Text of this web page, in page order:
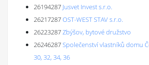
26194287 Jusvet Invest s.r.o.
26217287OST-WEST STAV s.r.o.
26223287Zbýšov, bytové družstvo
26246287Společenství vlastníků domu
30, 32, 34, 36